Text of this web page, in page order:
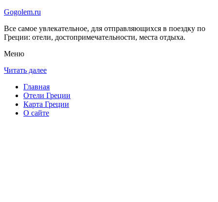
Gogolem.ru
Все самое увлекательное, для отправляющихся в поездку по
Греции: отели, достопримечательности, места отдыха.
Меню
Читать далее
Главная
Отели Греции
Карта Греции
О сайте